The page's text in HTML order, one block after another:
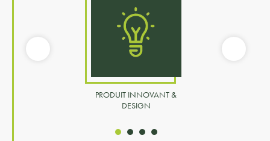
PRODUIT INNOVANT &
DESIGN